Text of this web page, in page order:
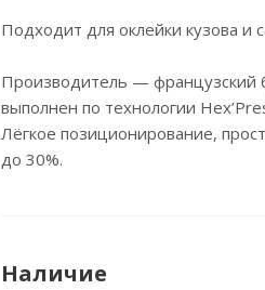
Подходит для оклейки кузова и
Производитель — французский
выполнен по технологии
Лёгкое позиционирование,
до 30%.
Наличие